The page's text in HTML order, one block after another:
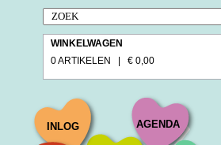
WINKELWAGEN
0 ARTIKELEN | € 0,00
INLOG AGENDA